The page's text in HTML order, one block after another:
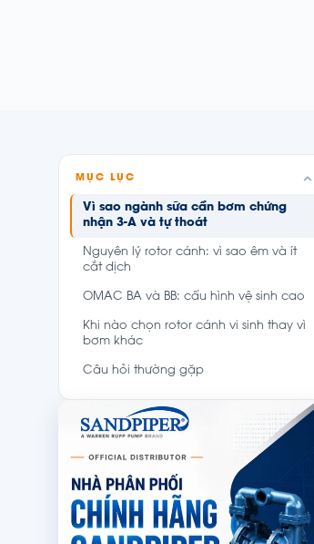
MỤC LỤC
Vì sao ngành sữa cần bơm chứng
nhận 3-A và tự thoát
Nguyên lý rotor cánh: vì sao êm và ít
cắt dịch
OMAC BA và BB: cấu hình vệ sinh cao
Khi nào chọn rotor cánh vi sinh thay vì
bơm khác
Câu hỏi thường gặp